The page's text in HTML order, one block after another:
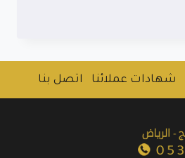
شهادات عملائنا اتصل بنا